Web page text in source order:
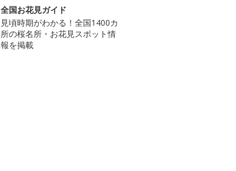
全国お花見ガイド
見頃時期がわかる！全国1400カ
所の桜名所・お花見スポット情
報を掲載